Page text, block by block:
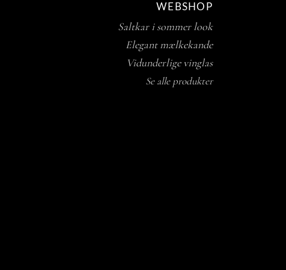
WEBSHOP
Saltkar i sommer look
Elegant mælkekande
Vidunderlige vinglas
Se alle produkter